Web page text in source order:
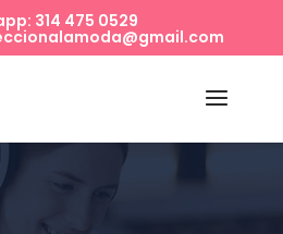
314 475 0529